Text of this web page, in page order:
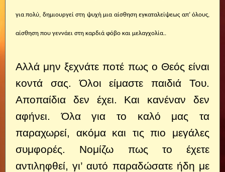
για πολύ, δημιουργεί στη ψυχή μια αίσθηση εγκαταλείψεως απ’ όλους,
αίσθηση που γεννάει στη καρδιά φόβο και μελαγχολία..
Αλλά μην ξεχνάτε ποτέ πως ο Θεός είναι
κοντά σας. Όλοι είμαστε παιδιά Του.
Αποπαίδια δεν έχει. Και κανέναν δεν
αφήνει. Όλα για το καλό μας τα
παραχωρεί, ακόμα και τις πιο μεγάλες
συμφορές. Νομίζω πως το έχετε
αντιληφθεί, γι’ αυτό παραδώσατε ήδη με